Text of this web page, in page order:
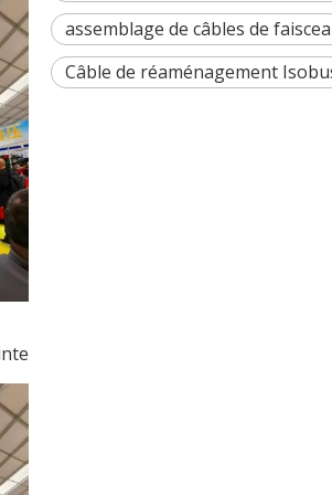
des machines agricoles
assemblage de câbles de
Câble de réaménagement